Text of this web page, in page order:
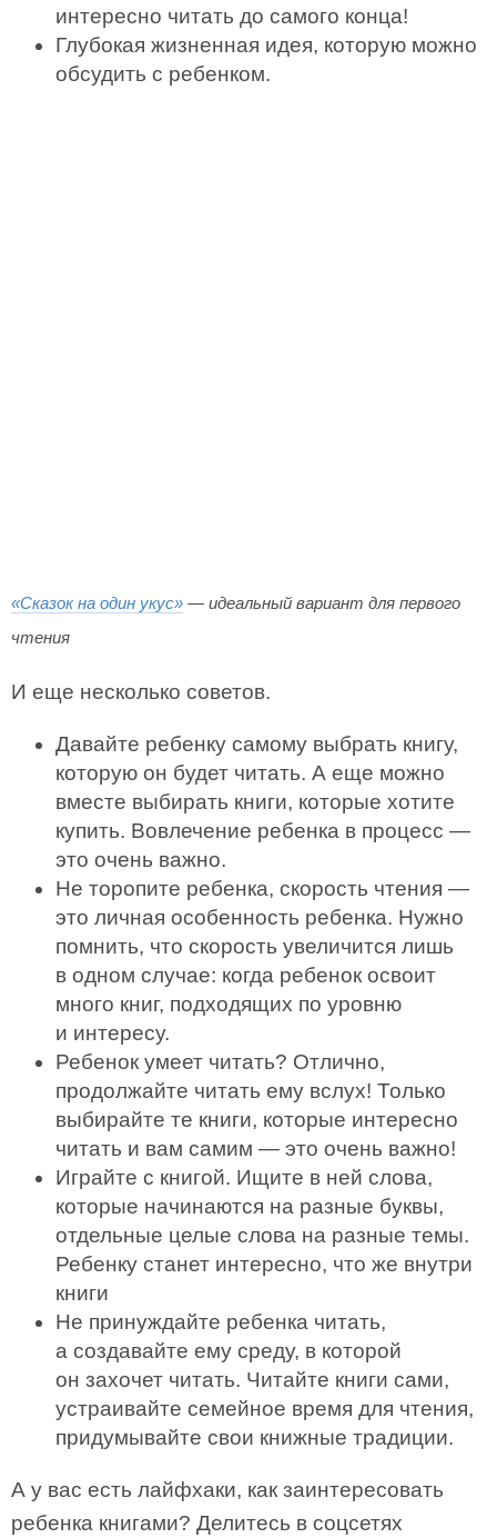
интересно читать до самого конца!
Глубокая жизненная идея, которую можно
обсудить с ребенком.
«Сказок на один укус» — идеальный вариант для первого
чтения
И еще несколько советов.
Давайте ребенку самому выбрать книгу,
которую он будет читать. А еще можно
вместе выбирать книги, которые хотите
купить. Вовлечение ребенка в процесс —
это очень важно.
Не торопите ребенка, скорость чтения —
это личная особенность ребенка. Нужно
помнить, что скорость увеличится лишь
в одном случае: когда ребенок освоит
много книг, подходящих по уровню
и интересу.
Ребенок умеет читать? Отлично,
продолжайте читать ему вслух! Только
выбирайте те книги, которые интересно
читать и вам самим — это очень важно!
Играйте с книгой. Ищите в ней слова,
которые начинаются на разные буквы,
отдельные целые слова на разные темы.
Ребенку станет интересно, что же внутри
книги
Не принуждайте ребенка читать,
а создавайте ему среду, в которой
он захочет читать. Читайте книги сами,
устраивайте семейное время для чтения,
придумывайте свои книжные традиции.
А у вас есть лайфхаки, как заинтересовать
ребенка книгами? Делитесь в соцсетях